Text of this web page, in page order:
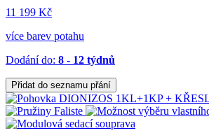
11 199 Kč
více barev potahu
Dodání do: 8 - 12 týdnů
Přidat do seznamu přání